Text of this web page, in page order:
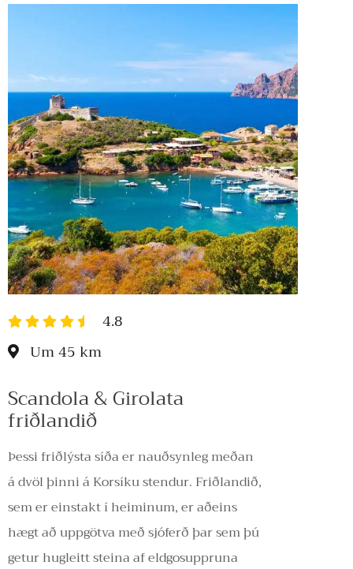
4.8
Um 45 km
Scandola & Girolata
friðlandið
Þessi friðlýsta síða er nauðsynleg meðan
á dvöl þinni á Korsíku stendur. Friðlandið,
sem er einstakt í heiminum, er aðeins
hægt að uppgötva með sjóferð þar sem þú
getur hugleitt steina af eldgosuppruna